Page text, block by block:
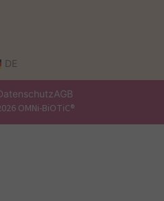
DE
AGB
OMNi-BiOTiC®